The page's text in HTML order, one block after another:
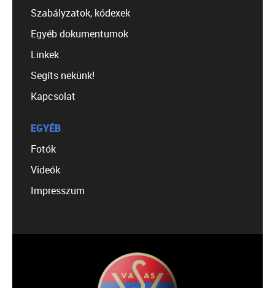
Szabályzatok, kódexek
Egyéb dokumentumok
Linkek
Segíts nekünk!
Kapcsolat
EGYÉB
Fotók
Videók
Impresszum